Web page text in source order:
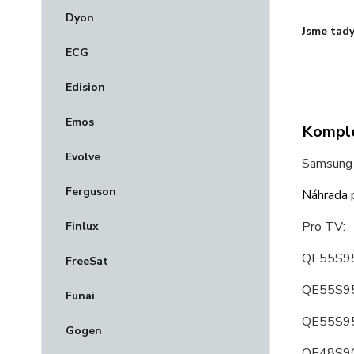
Dyon
ECG
Edision
Emos
Evolve
Ferguson
Finlux
FreeSat
Funai
Gogen
Jsme
Pro TV: